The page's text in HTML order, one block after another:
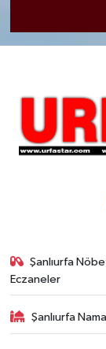
Şanlıurfa
Eczaneler
Şanlıurfa